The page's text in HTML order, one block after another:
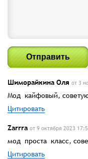
Отправить
Шиморайкина Оля от 3
Мод кайфовый,
Цитировать
Zarrra от 9 октября 2023
мод проста класс,
Цитировать